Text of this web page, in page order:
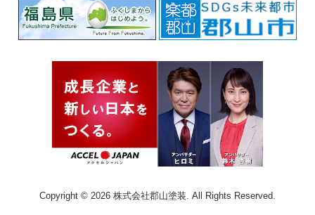
Copyright © 2026 株式会社郡山塗装. All Rights Reserved.